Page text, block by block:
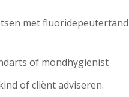
met
of mondhygiënist
of cliënt adviseren.